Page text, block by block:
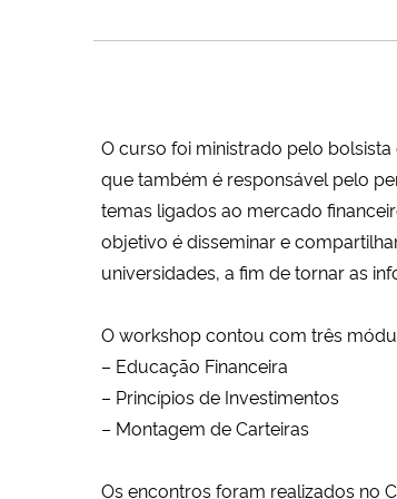
O curso foi ministrado pelo
que também é responsável pelo
temas ligados ao mercado
objetivo é disseminar e
universidades, a fim de tornar as
O workshop contou com três
– Educação Financeira
– Princípios de Investimentos
– Montagem de Carteiras
Os encontros foram realizados no